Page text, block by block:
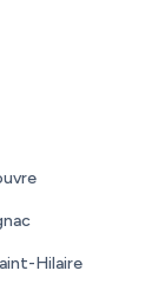
Hilaire